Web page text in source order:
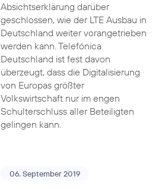
Absichtserklärung darüber
geschlossen, wie der LTE Ausbau in
Deutschland weiter vorangetrieben
werden kann. Telefónica
Deutschland ist fest davon
überzeugt, dass die Digitalisierung
von Europas größter
Volkswirtschaft nur im engen
Schulterschluss aller Beteiligten
gelingen kann.
06. September 2019